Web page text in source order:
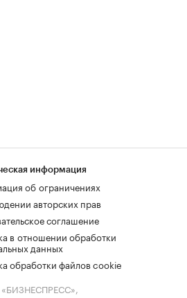
информация
об ограничениях
авторских прав
соглашение
в отношении обработки
данных
обработки файлов cookie